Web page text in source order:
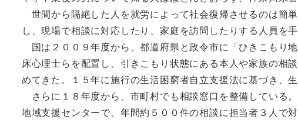
世間から隔絶した人を就労によって社会復帰させるのは簡
し、現場で相談に対応したり、家庭を訪問したりする人員を
国は２００９年度から、都道府県と政令市に「ひきこもり
床心理士らを配置し、引きこもり状態にある本人や家族の相
めてきた。１５年に施行の生活困窮者自立支援法に基づき、
さらに１８年度から、市町村でも相談窓口を整備している
地域支援センターで、年間約５００件の相談に担当者３人で